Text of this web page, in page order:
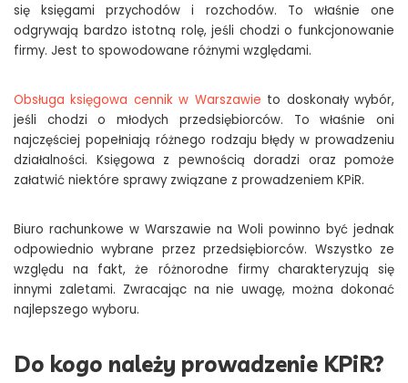
się księgami przychodów i rozchodów. To właśnie one
odgrywają bardzo istotną rolę, jeśli chodzi o funkcjonowanie
firmy. Jest to spowodowane różnymi względami.
Obsługa księgowa cennik w Warszawie to doskonały wybór,
jeśli chodzi o młodych przedsiębiorców. To właśnie oni
najczęściej popełniają różnego rodzaju błędy w prowadzeniu
działalności. Księgowa z pewnością doradzi oraz pomoże
załatwić niektóre sprawy związane z prowadzeniem KPiR.
Biuro rachunkowe w Warszawie na Woli powinno być jednak
odpowiednio wybrane przez przedsiębiorców. Wszystko ze
względu na fakt, że różnorodne firmy charakteryzują się
innymi zaletami. Zwracając na nie uwagę, można dokonać
najlepszego wyboru.
Do kogo należy prowadzenie KPiR?